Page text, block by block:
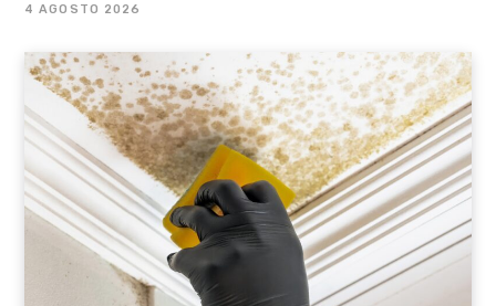
4 AGOSTO 2026